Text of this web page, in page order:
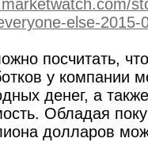
else-2015-
посчитать,
у компании
денег, а
Обладая
долларов